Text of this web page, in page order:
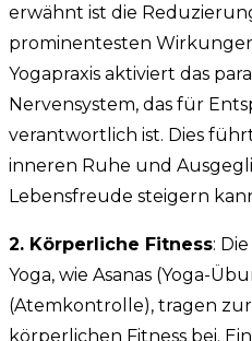
erwähnt ist die
prominentesten
Yogapraxis aktiviert das
Nervensystem, das für
verantwortlich ist. Dies
inneren Ruhe und
Lebensfreude steigern
2. Körperliche Fitness:
Yoga, wie Asanas (Yoga-
(Atemkontrolle), tragen
körperlichen Fitness bei.